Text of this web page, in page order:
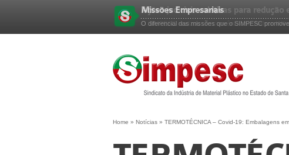
Missões Empresariais
O diferencial das missões que o SIMPESC
Home » Notícias » TERMOTÉCNICA – Covid-19: Embalagens em